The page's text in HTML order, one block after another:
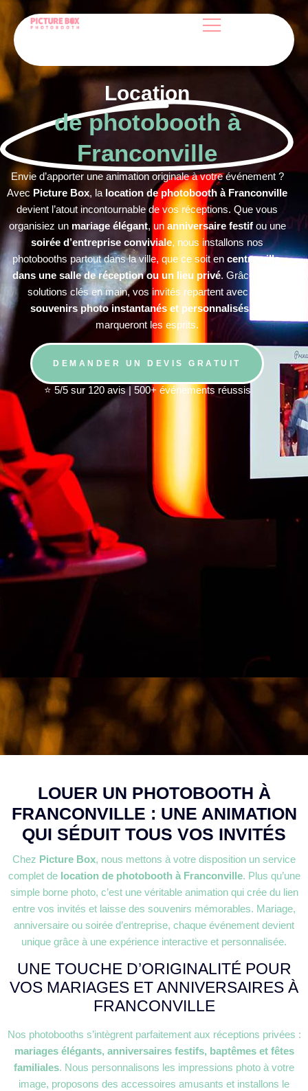
Location
de photobooth à
Franconville
Envie d’apporter une animation originale à votre événement ?
Avec Picture Box, la location de photobooth à Franconville
devient l’atout incontournable de vos réceptions. Que vous
organisiez un mariage élégant, un anniversaire festifou une
soirée d’entreprise conviviale, nous installons nos
photobooths partout dans la ville, que ce soit en centre-ville,
dans une salle de réception ou un lieu privé. Grâce à nos
solutions clés en main, vos invités repartent avec des
souvenirs photo instantanés et personnalisésqui
marqueront les esprits.
DEMANDER UN DEVIS GRATUIT
⭐ 5/5 sur 120 avis | 500+ événements réussis
LOUER UN PHOTOBOOTH À
FRANCONVILLE : UNE ANIMATION
QUI SÉDUIT TOUS VOS INVITÉS
Chez Picture Box, nous mettons à votre disposition un service
complet de location de photobooth à Franconville. Plus qu’une
simple borne photo, c’est une véritable animation qui crée du lien
entre vos invités et laisse des souvenirs mémorables. Mariage,
anniversaire ou soirée d’entreprise, chaque événement devient
unique grâce à une expérience interactive et personnalisée.
UNE TOUCHE D’ORIGINALITÉ POUR
VOS MARIAGES ET ANNIVERSAIRES À
FRANCONVILLE
Nos photobooths s’intègrent parfaitement aux réceptions privées :
mariages élégants, anniversaires festifs, baptêmes et fêtes
familiales. Nous personnalisons les impressions photo à votre
image, proposons des accessoires amusants et installons le